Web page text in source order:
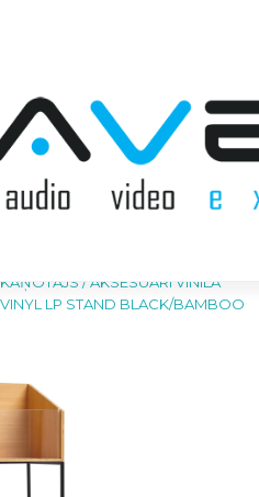
BLACK/BAMBOO
(cena par
/ AKSESUĀRI VINILA
LP STAND BLACK/BAMBOO